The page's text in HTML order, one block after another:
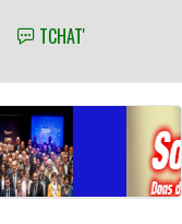
TCHAT'